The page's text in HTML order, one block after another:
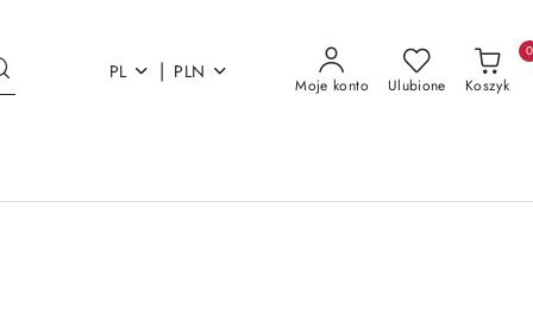
PL | PLN
Moje konto Ulubione Koszyk
0